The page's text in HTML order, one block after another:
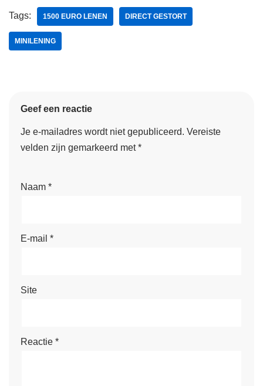
Tags: 1500 EURO LENEN DIRECT GESTORT
MINILENING
Geef een reactie
Je e-mailadres wordt niet gepubliceerd. Vereiste
velden zijn gemarkeerd met*
Naam *
E-mail *
Site
Reactie *